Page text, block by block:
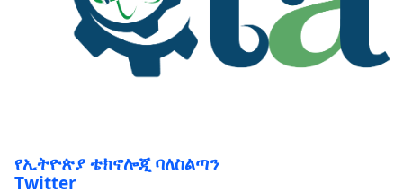
የኢትዮጵያ ቴክኖሎጂ ባለስልጣን
Twitter